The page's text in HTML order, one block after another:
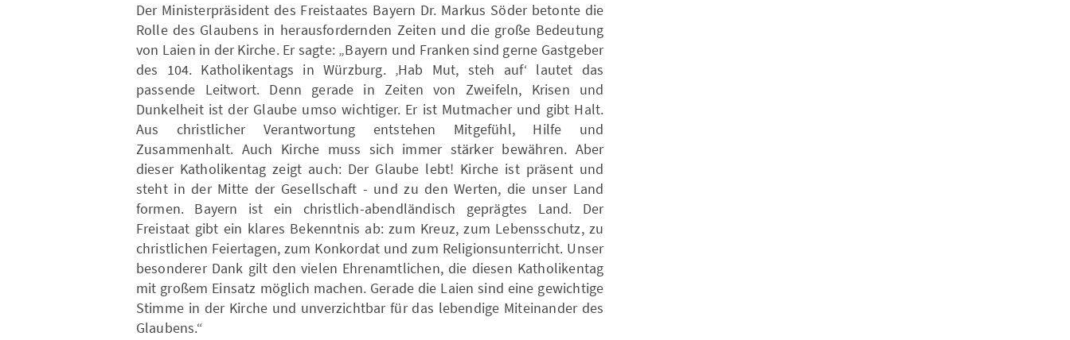
Der Ministerpräsident des Freistaates Bayern Dr. Markus Söder betonte die
Rolle des Glaubens in herausfordernden Zeiten und die große Bedeutung
von Laien in der Kirche. Er sagte: „Bayern und Franken sind gerne Gastgeber
des 104. Katholikentags in Würzburg. ‚Hab Mut, steh aufʻ lautet das
passende Leitwort. Denn gerade in Zeiten von Zweifeln, Krisen und
Dunkelheit ist der Glaube umso wichtiger. Er ist Mutmacher und gibt Halt.
Aus christlicher Verantwortung entstehen Mitgefühl, Hilfe und
Zusammenhalt. Auch Kirche muss sich immer stärker bewähren. Aber
dieser Katholikentag zeigt auch: Der Glaube lebt! Kirche ist präsent und
steht in der Mitte der Gesellschaft - und zu den Werten, die unser Land
formen. Bayern ist ein christlich-abendländisch geprägtes Land. Der
Freistaat gibt ein klares Bekenntnis ab: zum Kreuz, zum Lebensschutz, zu
christlichen Feiertagen, zum Konkordat und zum Religionsunterricht. Unser
besonderer Dank gilt den vielen Ehrenamtlichen, die diesen Katholikentag
mit großem Einsatz möglich machen. Gerade die Laien sind eine gewichtige
Stimme in der Kirche und unverzichtbar für das lebendige Miteinander des
Glaubens.“